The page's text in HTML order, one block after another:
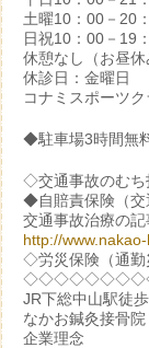
土曜10：00－20
日祝10：00－19
休憩なし（お昼休
休診日：金曜日
コナミスポーツク
◆駐車場3時間無
◇交通事故のむち
◆自賠責保険（
交通事故治療の記
http://
◇労災保険（通勤
JR下総中山駅徒
なかお鍼灸接骨
企業理念